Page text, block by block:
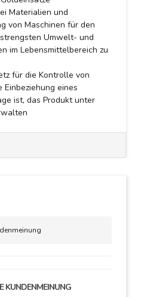
Materialien und
von Maschinen für den
Umwelt- und
im Lebensmittelbereich zu
für die Kontrolle von
Einbeziehung eines
ist, das Produkt unter
KUNDENMEINUNG